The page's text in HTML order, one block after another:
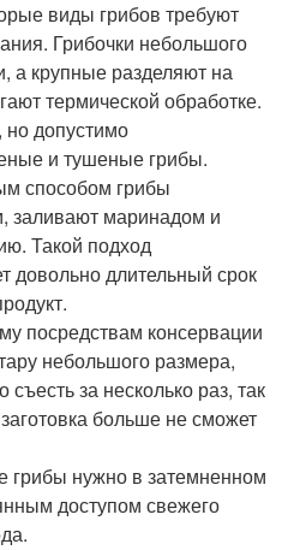
виды грибов требуют
Грибочки небольшого
а крупные разделяют на
термической обработке.
допустимо
и тушеные грибы.
способом грибы
заливают маринадом и
Такой подход
довольно длительный срок
посредствам консервации
небольшого размера,
за несколько раз, так
больше не сможет
грибы нужно в затемненном
доступом свежего